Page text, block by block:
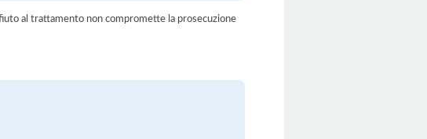
al trattamento non compromette la prosecuzione